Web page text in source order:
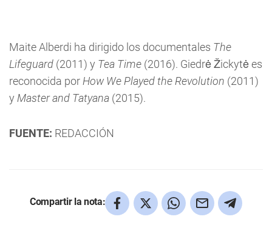
Maite Alberdi ha dirigido los documentales The
Lifeguard (2011) y Tea Time (2016). Giedrė Žickytė es
reconocida por How We Played the Revolution (2011)
y Master and Tatyana (2015).
FUENTE: REDACCIÓN
Compartir la nota: